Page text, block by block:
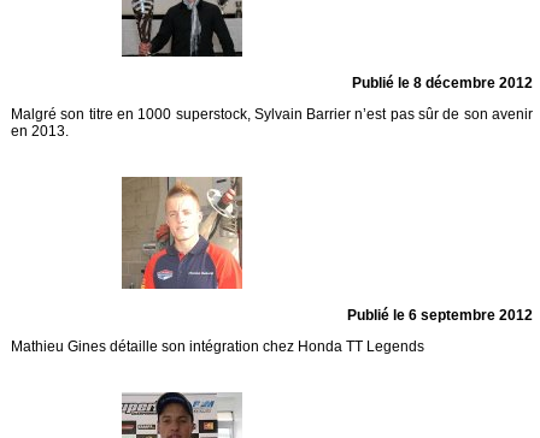
Publié le 8 décembre 2012
Malgré son titre en 1000 superstock, Sylvain Barrier n’est pas sûr de son avenir
en 2013.
Publié le 6 septembre 2012
Mathieu Gines détaille son intégration chez Honda TT Legends